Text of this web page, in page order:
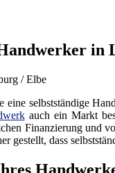
in
eine selbstständige
auch ein Markt
Finanzierung und
gestellt, dass